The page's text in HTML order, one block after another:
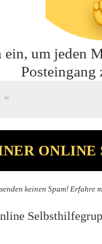
ein, um jeden
Posteingang
keinen Spam! Erfahre